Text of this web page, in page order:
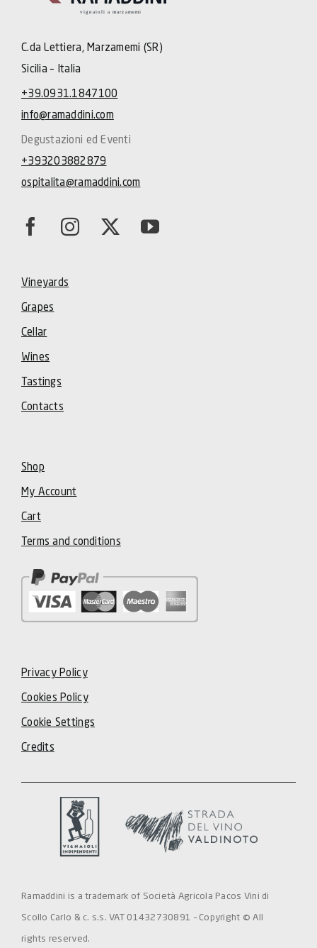
C.da Lettiera, Marzamemi (SR)
Sicilia – Italia
+39.0931.1847100
info@ramaddini.com
Degustazioni ed Eventi
+393203882879
ospitalita@ramaddini.com
Vineyards
Grapes
Cellar
Wines
Tastings
Contacts
Shop
My Account
Cart
Terms and conditions
Privacy Policy
Cookies Policy
Cookie Settings
Credits
Ramaddini is a trademark of Società Agricola Pacos Vini di
Scollo Carlo & c. s.s. VAT 01432730891 – Copyright © All
rights reserved.